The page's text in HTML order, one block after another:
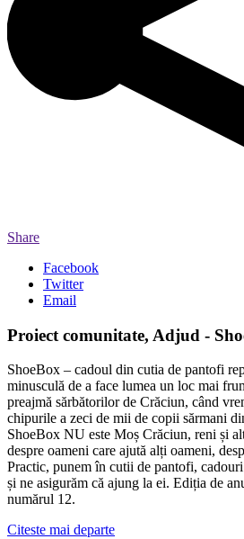
Share
Facebook
Twitter
Email
Proiect comunitate, Adjud -
ShoeBox – cadoul din cutia de pantofi
minusculă de a face lumea un loc mai
preajmă sărbătorilor de Crăciun, când
chipurile a zeci de mii de copii sărmani
ShoeBox NU este Moș Crăciun, reni și
despre oameni care ajută alți oameni,
Practic, punem în cutii de pantofi,
și ne asigurăm că ajung la ei. Ediția de
numărul 12.
Citeste mai departe